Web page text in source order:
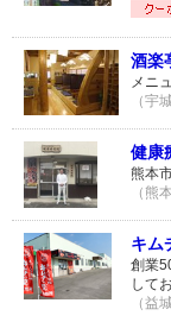
酒楽
メニ
（宇
健康
熊本
（熊
キム
創業
して
（益